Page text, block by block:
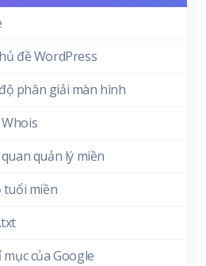
đề WordPress
phân giải màn hình
quản lý miền
tuổi miền
của Google